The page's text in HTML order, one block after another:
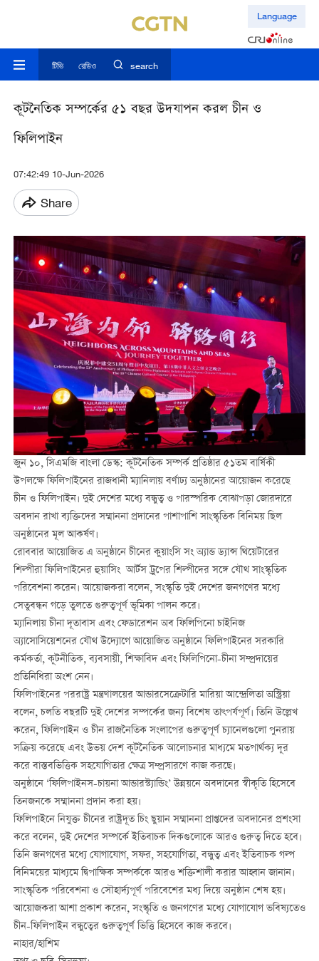
Language
টিভি রেডিও search
কূটনৈতিক সম্পর্কের ৫১ বছর উদযাপন করল চীন ও
ফিলিপাইন
07:42:49 10-Jun-2026
Share
জুন ১০, সিএমজি বাংলা ডেস্ক: কূটনৈতিক সম্পর্ক প্রতিষ্ঠার ৫১তম বার্ষিকী
উপলক্ষে ফিলিপাইনের রাজধানী ম্যানিলায় বর্ণাঢ্য অনুষ্ঠানের আয়োজন করেছে
চীন ও ফিলিপাইন। দুই দেশের মধ্যে বন্ধুত্ব ও পারস্পরিক বোঝাপড়া জোরদারে
অবদান রাখা ব্যক্তিদের সম্মাননা প্রদানের পাশাপাশি সাংস্কৃতিক বিনিময় ছিল
অনুষ্ঠানের মূল আকর্ষণ।
রোববার আয়োজিত এ অনুষ্ঠানে চীনের কুয়াংসি সং অ্যান্ড ড্যান্স থিয়েটারের
শিল্পীরা ফিলিপাইনের হুয়াসিং আর্টস ট্রুপের শিল্পীদের সঙ্গে যৌথ সাংস্কৃতিক
পরিবেশনা করেন। আয়োজকরা বলেন, সংস্কৃতি দুই দেশের জনগণের মধ্যে
সেতুবন্ধন গড়ে তুলতে গুরুত্বপূর্ণ ভূমিকা পালন করে।
ম্যানিলায় চীনা দূতাবাস এবং ফেডারেশন অব ফিলিপিনো চাইনিজ
অ্যাসোসিয়েশনের যৌথ উদ্যোগে আয়োজিত অনুষ্ঠানে ফিলিপাইনের সরকারি
কর্মকর্তা, কূটনীতিক, ব্যবসায়ী, শিক্ষাবিদ এবং ফিলিপিনো-চীনা সম্প্রদায়ের
প্রতিনিধিরা অংশ নেন।
ফিলিপাইনের পররাষ্ট্র মন্ত্রণালয়ের আন্ডারসেক্রেটারি মারিয়া আন্দ্রেলিতা অস্ট্রিয়া
বলেন, চলতি বছরটি দুই দেশের সম্পর্কের জন্য বিশেষ তাৎপর্যপূর্ণ। তিনি উল্লেখ
করেন, ফিলিপাইন ও চীন রাজনৈতিক সংলাপের গুরুত্বপূর্ণ চ্যানেলগুলো পুনরায়
সক্রিয় করেছে এবং উভয় দেশ কূটনৈতিক আলোচনার মাধ্যমে মতপার্থক্য দূর
করে বাস্তবভিত্তিক সহযোগিতার ক্ষেত্র সম্প্রসারণে কাজ করছে।
অনুষ্ঠানে ‘ফিলিপাইনস-চায়না আন্ডারস্ট্যান্ডিং’ উন্নয়নে অবদানের স্বীকৃতি হিসেবে
তিনজনকে সম্মাননা প্রদান করা হয়।
ফিলিপাইনে নিযুক্ত চীনের রাষ্ট্রদূত চিং ছুয়ান সম্মাননা প্রাপ্তদের অবদানের প্রশংসা
করে বলেন, দুই দেশের সম্পর্কে ইতিবাচক দিকগুলোকে আরও গুরুত্ব দিতে হবে।
তিনি জনগণের মধ্যে যোগাযোগ, সফর, সহযোগিতা, বন্ধুত্ব এবং ইতিবাচক গল্প
বিনিময়ের মাধ্যমে দ্বিপাক্ষিক সম্পর্ককে আরও শক্তিশালী করার আহ্বান জানান।
সাংস্কৃতিক পরিবেশনা ও সৌহার্দ্যপূর্ণ পরিবেশের মধ্য দিয়ে অনুষ্ঠান শেষ হয়।
আয়োজকরা আশা প্রকাশ করেন, সংস্কৃতি ও জনগণের মধ্যে যোগাযোগ ভবিষ্যতেও
চীন-ফিলিপাইন বন্ধুত্বের গুরুত্বপূর্ণ ভিত্তি হিসেবে কাজ করবে।
নাহার/হাশিম